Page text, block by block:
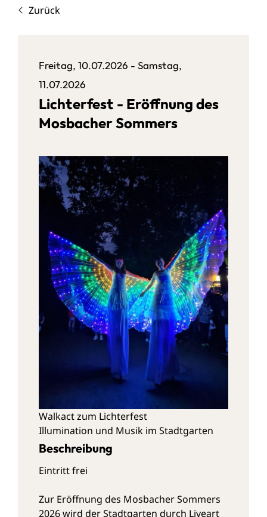
Zurück
Freitag, 10.07.2026 - Samstag,
11.07.2026
Lichterfest - Eröffnung des
Mosbacher Sommers
Walkact zum Lichterfest
Illumination und Musik im Stadtgarten
Beschreibung
Eintritt frei
Zur Eröffnung des Mosbacher Sommers
2026 wird der Stadtgarten durch Liveart